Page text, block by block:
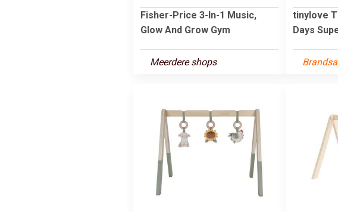
Fisher-Price 3-In-1 Music,
Glow And Grow Gym
Meerdere shops
tinylove
Days